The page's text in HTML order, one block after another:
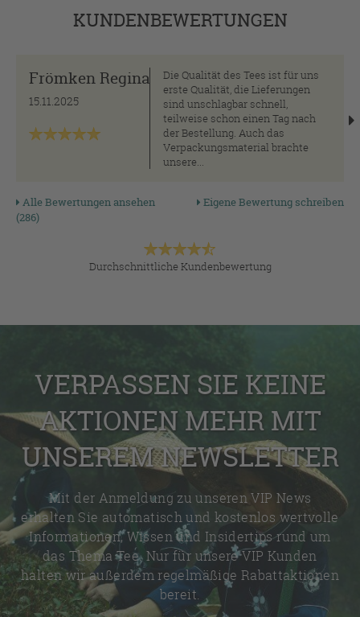
KUNDENBEWERTUNGEN
Frömken Regina
15.11.2025
Die Qualität des Tees ist für uns
erste Qualität, die Lieferungen
sind unschlagbar schnell,
teilweise schon einen Tag nach
der Bestellung. Auch das
Verpackungsmaterial brachte
unsere...
Alle Bewertungen ansehen
(286)
Eigene Bewertung schreiben
Durchschnittliche Kundenbewertung
VERPASSEN SIE KEINE
AKTIONEN MEHR MIT
UNSEREM NEWSLETTER
Mit der Anmeldung zu unseren VIP News
erhalten Sie automatisch und kostenlos wertvolle
Informationen, Wissen und Insidertips rund um
das Thema Tee. Nur für unsere VIP Kunden
halten wir außerdem regelmäßige Rabattaktionen
bereit.